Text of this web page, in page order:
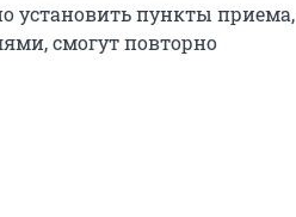
установить пункты приема,
смогут повторно